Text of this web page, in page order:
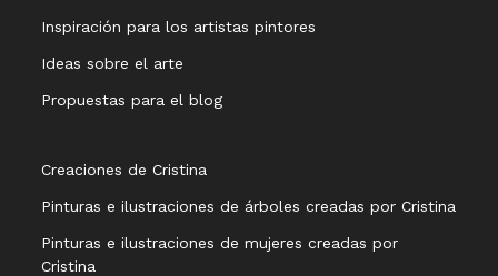
Inspiración para los artistas pintores
Ideas sobre el arte
Propuestas para el blog
Creaciones de Cristina
Pinturas e ilustraciones de árboles creadas por Cristina
Pinturas e ilustraciones de mujeres creadas por
Cristina